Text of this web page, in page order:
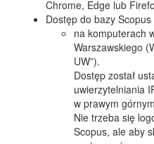
Chrome, Edge lub
Dostęp do bazy
na komputerach
Warszawskiego
UW”).
Dostęp został
uwierzytelniania
w prawym
Nie trzeba się
Scopus, ale aby